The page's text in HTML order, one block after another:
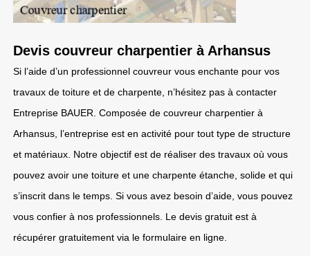
Devis couvreur charpentier à Arhansus
Si l’aide d’un professionnel couvreur vous enchante pour vos
travaux de toiture et de charpente, n’hésitez pas à contacter
Entreprise BAUER. Composée de couvreur charpentier à
Arhansus, l’entreprise est en activité pour tout type de structure
et matériaux. Notre objectif est de réaliser des travaux où vous
pouvez avoir une toiture et une charpente étanche, solide et qui
s’inscrit dans le temps. Si vous avez besoin d’aide, vous pouvez
vous confier à nos professionnels. Le devis gratuit est à
récupérer gratuitement via le formulaire en ligne.